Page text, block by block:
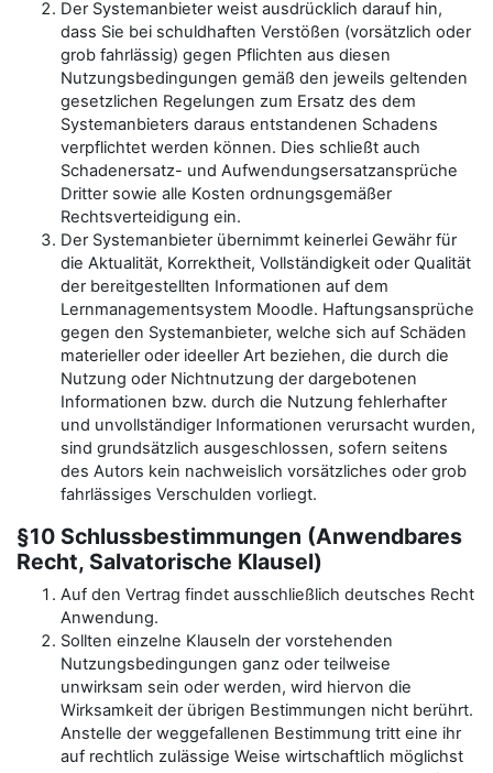
Der Systemanbieter weist ausdrücklich darauf hin,
dass Sie bei schuldhaften Verstößen (vorsätzlich oder
grob fahrlässig) gegen Pflichten aus diesen
Nutzungsbedingungen gemäß den jeweils geltenden
gesetzlichen Regelungen zum Ersatz des dem
Systemanbieters daraus entstandenen Schadens
verpflichtet werden können. Dies schließt auch
Schadenersatz- und Aufwendungsersatzansprüche
Dritter sowie alle Kosten ordnungsgemäßer
Rechtsverteidigung ein.
Der Systemanbieter übernimmt keinerlei Gewähr für
die Aktualität, Korrektheit, Vollständigkeit oder Qualität
der bereitgestellten Informationen auf dem
Lernmanagementsystem Moodle. Haftungsansprüche
gegen den Systemanbieter, welche sich auf Schäden
materieller oder ideeller Art beziehen, die durch die
Nutzung oder Nichtnutzung der dargebotenen
Informationen bzw. durch die Nutzung fehlerhafter
und unvollständiger Informationen verursacht wurden,
sind grundsätzlich ausgeschlossen, sofern seitens
des Autors kein nachweislich vorsätzliches oder grob
fahrlässiges Verschulden vorliegt.
§10 Schlussbestimmungen (Anwendbares
Recht, Salvatorische Klausel)
Auf den Vertrag findet ausschließlich deutsches Recht
Anwendung.
Sollten einzelne Klauseln der vorstehenden
Nutzungsbedingungen ganz oder teilweise
unwirksam sein oder werden, wird hiervon die
Wirksamkeit der übrigen Bestimmungen nicht berührt.
Anstelle der weggefallenen Bestimmung tritt eine ihr
auf rechtlich zulässige Weise wirtschaftlich möglichst